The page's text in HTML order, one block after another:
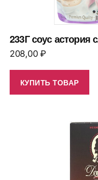
233Г соус астория
208,00₽
КУПИТЬ ТОВАР